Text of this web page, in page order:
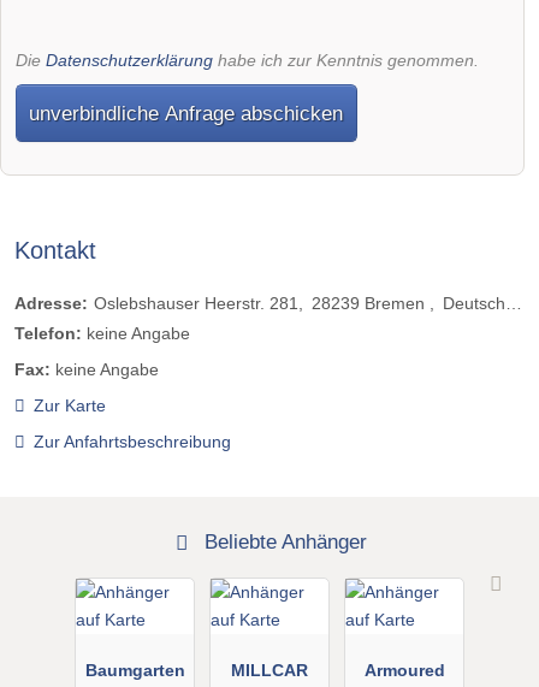
Die Datenschutzerklärung habe ich zur Kenntnis genommen.
unverbindliche Anfrage abschicken
Kontakt
Adresse: Oslebshauser Heerstr. 281 28239 Bremen
Deutschland
Telefon: keine Angabe
Fax: keine Angabe
Zur Karte
Zur Anfahrtsbeschreibung
Beliebte Anhänger
Baumgarten
MILLCAR
Armoured